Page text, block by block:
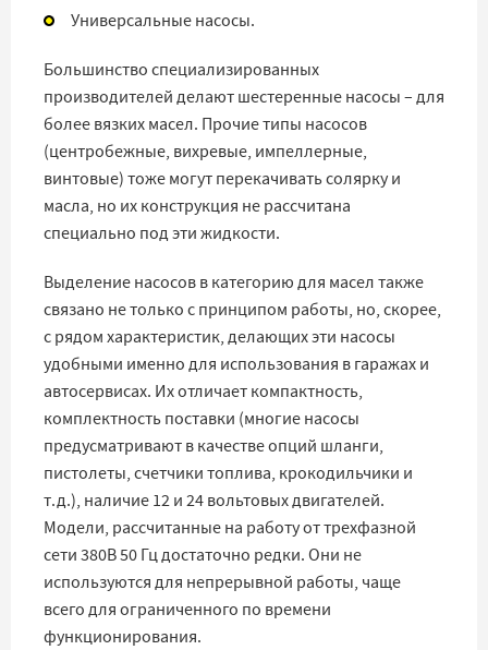
Универсальные насосы.
Большинство специализированных
производителей делают шестеренные насосы – для
более вязких масел. Прочие типы насосов
(центробежные, вихревые, импеллерные,
винтовые) тоже могут перекачивать солярку и
масла, но их конструкция не рассчитана
специально под эти жидкости.
Выделение насосов в категорию для масел также
связано не только с принципом работы, но, скорее,
с рядом характеристик, делающих эти насосы
удобными именно для использования в гаражах и
автосервисах. Их отличает компактность,
комплектность поставки (многие насосы
предусматривают в качестве опций шланги,
пистолеты, счетчики топлива, крокодильчики и
т.д.), наличие 12 и 24 вольтовых двигателей.
Модели, рассчитанные на работу от трехфазной
сети 380В 50 Гц достаточно редки. Они не
используются для непрерывной работы, чаще
всего для ограниченного по времени
функционирования.